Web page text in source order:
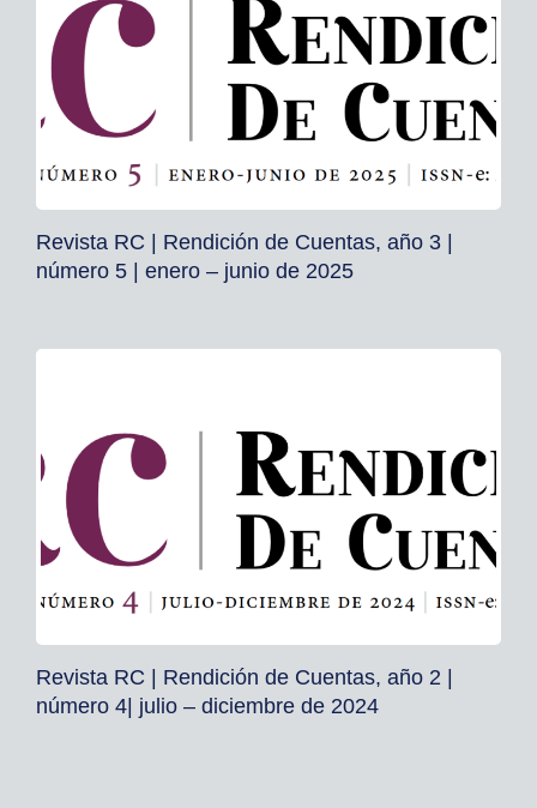
Revista RC | Rendición de Cuentas, año 3 |
número 5 | enero – junio de 2025
Revista RC | Rendición de Cuentas, año 2 |
número 4| julio – diciembre de 2024